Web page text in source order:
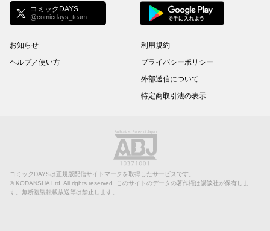
コミックDAYS
@comicdays_team
お知らせ
ヘルプ／使い方
利用規約
プライバシーポリシー
外部送信について
特定商取引法の表示
コミックDAYSは正規版配信サイトマークを取得したサービスです。
© KODANSHA Ltd. All rights reserved. このサイトのデータの著作権は講談社が保有しま
す。無断複製転載放送等は禁止します。